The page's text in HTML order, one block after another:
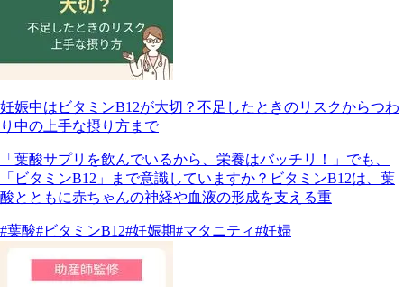
妊娠中はビタミンB12が大切？不足したときのリスクからつわ
り中の上手な摂り方まで
「葉酸サプリを飲んでいるから、栄養はバッチリ！」でも、
「ビタミンB12」まで意識していますか？ビタミンB12は、葉
酸とともに赤ちゃんの神経や血液の形成を支える重
#葉酸#ビタミンB12#妊娠期#マタニティ#妊婦